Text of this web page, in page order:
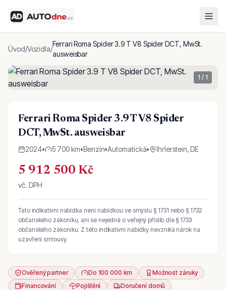
Úvod/Vozidla/
Ferrari Roma Spider 3.9 T V8 Spider DCT, MwSt.
ausweisbar
1 / 1
Ferrari Roma Spider 3.9 T V8 Spider
DCT, MwSt. ausweisbar
2024• 5 700 km•Benzín•Automatická• Ihrlerstein, DE
5 912 500 Kč
vč. DPH
Tato indikativní nabídka není nabídkou ve smyslu § 1731 nebo § 1732
občanského zákoníku, ani se nejedná o veřejný příslib dle § 1733
občanského zákoníku. Z této indikativní nabídky nevzniká nárok na
uzavření smlouvy.
Ověřený partner Do 100 000 km
Možnost záruky
Financování
Pojištění Doručení domů